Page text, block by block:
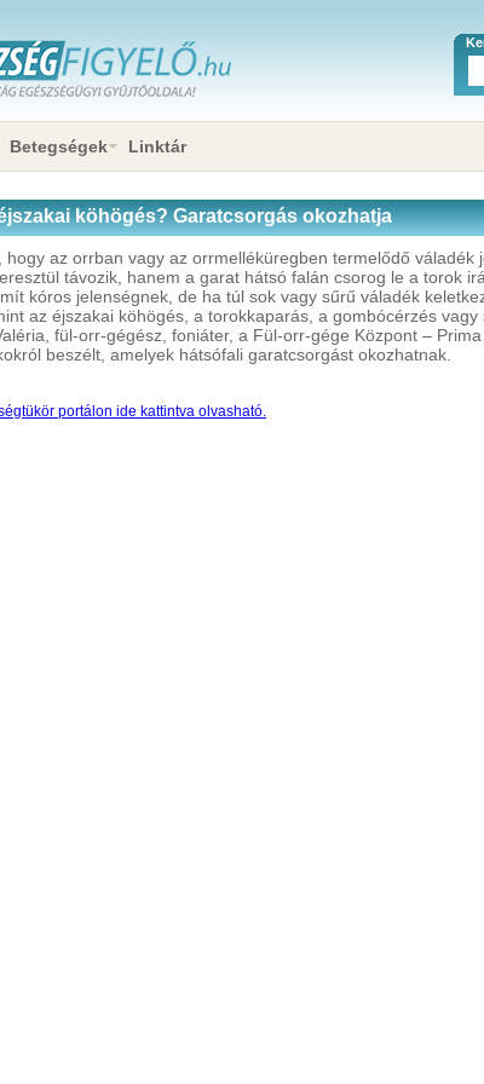
Betegségek Linktár
köhögés? Garatcsorgás okozhatja
hogy az orrban vagy az orrmelléküregben termelődő váladék
távozik, hanem a garat hátsó falán csorog le a torok
kóros jelenségnek, de ha túl sok vagy sűrű váladék
az éjszakai köhögés, a torokkaparás, a gombócérzés vagy
fül-orr-gégész, foniáter, a Fül-orr-gége Központ –
beszélt, amelyek hátsófali garatcsorgást okozhatnak.
portálon ide kattintva olvasható.